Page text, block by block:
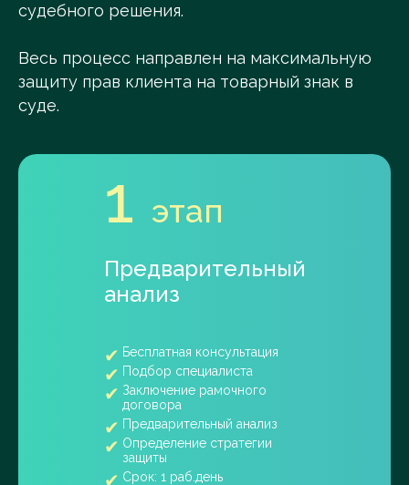
судебного решения.
Весь процесс направлен на максимальную
защиту прав клиента на товарный знак в
суде.
1 этап
Предварительный
анализ
Бесплатная консультация
Подбор специалиста
Заключение рамочного
договора
Предварительный анализ
Определение стратегии
защиты
Срок: 1 раб.день